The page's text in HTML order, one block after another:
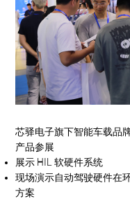
芯驿电子旗下智能车载品
产品参展
展示 HIL 软硬件系统
现场演示自动驾驶硬件在
方案